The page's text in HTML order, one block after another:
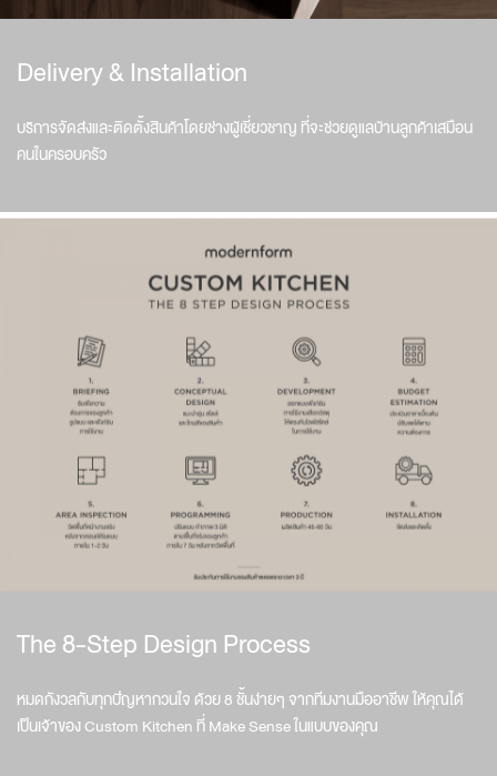
Delivery & Installation
บริการจัดส่งและติดตั้งสินค้าโดยช่างผู้เชี่ยวชาญ ที่จะช่วยดูแลบ้านลูกค้าเสมือน
คนในครอบครัว
The 8-Step Design Process
หมดกังวลกับทุกปัญหากวนใจ ด้วย 8 ชั้นง่ายๆ จากทีมงานมืออาชีพ ให้คุณได้
เป็นเจ้าของ Custom Kitchen ที่ Make Sense ในแบบของคุณ